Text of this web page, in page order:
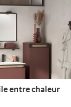
entre chaleur